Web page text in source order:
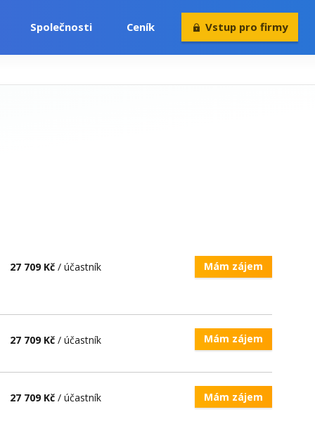
Společnosti Ceník Vstup pro firmy
27 709 Kč / účastník Mám zájem
27 709 Kč / účastník Mám zájem
27 709 Kč / účastník Mám zájem